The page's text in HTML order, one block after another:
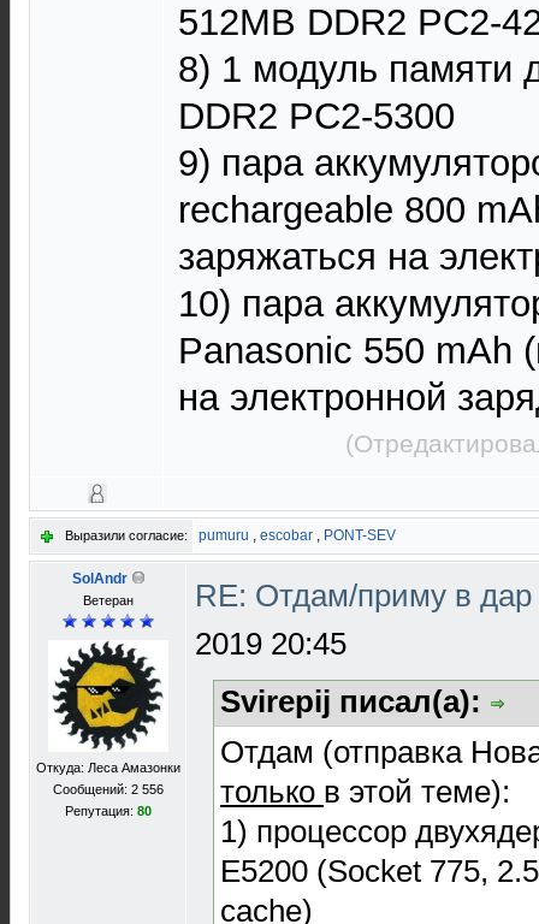
512MB DDR2 PC2-
8) 1 модуль памяти
DDR2 PC2-5300
9) пара
rechargeable 800
заряжаться на
10) пара
Panasonic 550 mAh
на электронной
Выразили согласие: pumuru , escobar , PONT-SEV
SolAndr
Ветеран
Откуда: Леса Амазонки
Сообщений: 2 556
Репутация: 80
RE: Отдам/приму в
2019 20:45
Svirepij писал(а):
Отдам (отправка
только в этой теме):
1) процессор
E5200 (Socket 775,
cache)